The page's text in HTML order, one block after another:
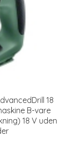
18
B-vare
18 V uden